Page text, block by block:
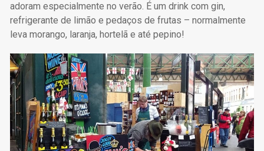
adoram especialmente no verão. É um drink com gin,
refrigerante de limão e pedaços de frutas – normalmente
leva morango, laranja, hortelã e até pepino!